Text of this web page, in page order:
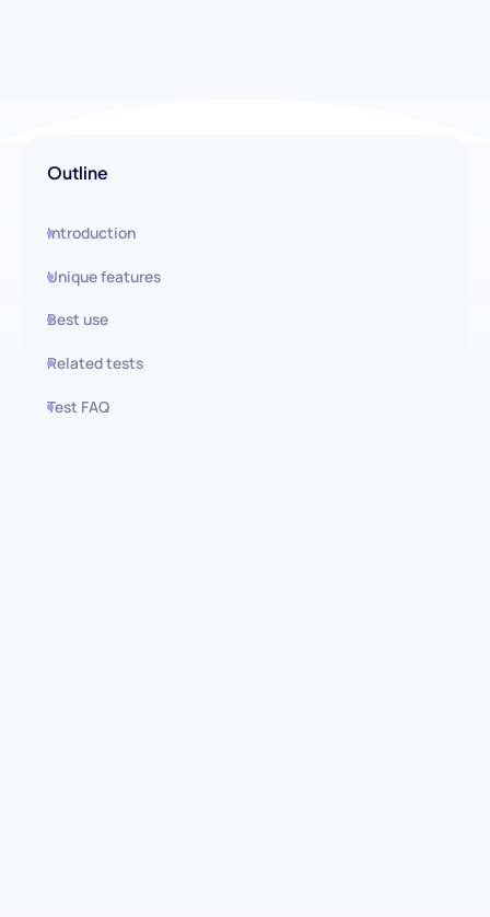
Outline
Introduction
Unique features
Best use
Related tests
Test FAQ